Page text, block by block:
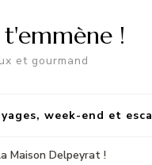
!
et gourmand
week-end et
Maison Delpeyrat !